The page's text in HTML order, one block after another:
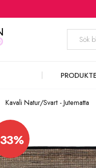
Kavali Natur/Svart - Jutematta
33%